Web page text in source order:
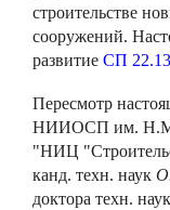
строительстве
сооружений.
развитие СП
Пересмотр
НИИОСП им. Н.М.
"НИЦ
канд. техн. наук
доктора техн.